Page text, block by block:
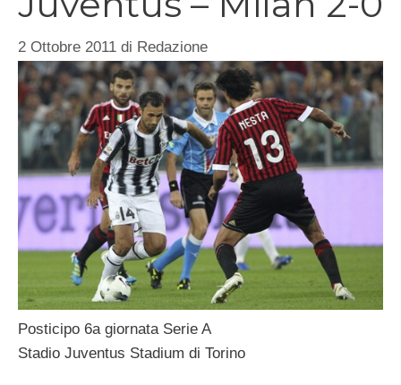
2 Ottobre 2011 di Redazione
Posticipo 6a giornata Serie A
Stadio Juventus Stadium di Torino